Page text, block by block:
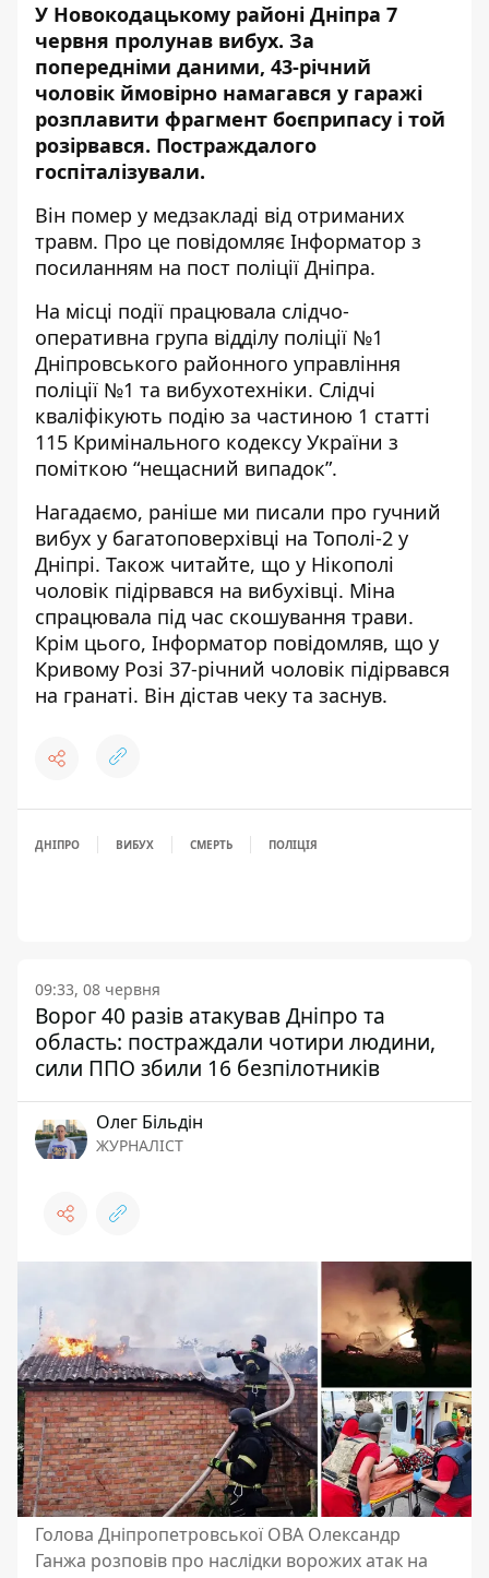
У Новокодацькому районі Дніпра 7
червня пролунав вибух. За
попередніми даними, 43-річний
чоловік ймовірно намагався у гаражі
розплавити фрагмент боєприпасу і той
розірвався. Постраждалого
госпіталізували.
Він помер у медзакладі від отриманих
травм. Про це повідомляє Інформатор з
посиланням на пост поліції Дніпра.
На місці події працювала слідчо-
оперативна група відділу поліції №1
Дніпровського районного управління
поліції №1 та вибухотехніки. Слідчі
кваліфікують подію за частиною 1 статті
115 Кримінального кодексу України з
поміткою “нещасний випадок”.
Нагадаємо, раніше ми писали про гучний
вибух у багатоповерхівці на Тополі-2 у
Дніпрі. Також читайте, що у Нікополі
чоловік підірвався на вибухівці. Міна
спрацювала під час скошування трави.
Крім цього, Інформатор повідомляв, що у
Кривому Розі 37-річний чоловік підірвався
на гранаті. Він дістав чеку та заснув.
ДНІПРО ВИБУХ СМЕРТЬ ПОЛІЦІЯ
09:33, 08 червня
Ворог 40 разів атакував Дніпро та
область: постраждали чотири людини,
сили ППО збили 16 безпілотників
Олег Більдін
ЖУРНАЛІСТ
Голова Дніпропетровської ОВА Олександр
Ганжа розповів про наслідки ворожих атак на